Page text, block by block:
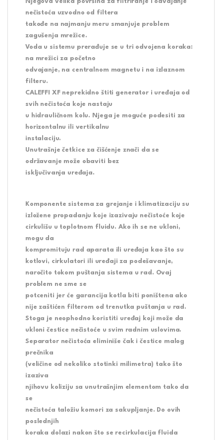
nečistoća uzvodno od filtera
takođe na najmanju meru smanjuje problem
zagušenja mrežice.
Voda u sistemu prerađuje se u tri odvojena koraka:
na mrežici za početno
odvajanje, na centralnom magnetu i na izlaznom
filteru.
CALEFFI XF neprekidno štiti generator i uređaja od
svih nečistoća koje nastaju
u hidrauličnom kolu. Njega je moguće podesiti za
horizontalnu ili vertikalnu
instalaciju.
Unutrašnje četkice za čišćenje znači da se
održavanje može obaviti bez
isključivanja uređaja.
Komponente sistema za grejanje i klimatizaciju su
izložene propadanju koje izazivaju nečistoće koje
cirkulišu u toplotnom fluidu. Ako ih se ne ukloni,
mogu da
kompromituju rad aparata ili uređaja kao što su
kotlovi, cirkulatori ili uređaji za podešavanje,
naročito tokom puštanja sistema u rad. Ovaj
problem ne sme se
potceniti jer će garancija kotla biti poništena ako
nije zaštićen filterom od trenutka puštanja u rad.
Stoga je neophodno koristiti uređaj koji može da
ukloni čestice nečistoće u svim radnim uslovima.
Separator nečistoća eliminiše čak i čestice malog
prečnika
(veličine od nekoliko stotinki milimetra) tako što
izaziva
njihovu koliziju sa unutrašnjim elementom tako da
se
nečistoća taložiu komori za sakupljanje. Do ovih
poslednjih
koraka dolazi nakon što se recirkulacija fluida